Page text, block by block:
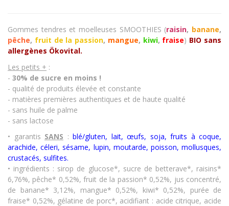
Gommes tendres et moelleuses SMOOTHIES (raisin, banane,
pêche, fruit de la passion, mangue, kiwi, fraise) BIO sans
allergènes Ökovital.
Les petits + :
- 30% de sucre en moins !
- qualité de produits élevée et constante
- matières premières authentiques et de haute qualité
- sans huile de palme
- sans lactose
• garantis SANS : blé/gluten, lait, œufs, soja, fruits à coque,
arachide, céleri, sésame, lupin, moutarde, poisson, mollusques,
crustacés, sulfites.
• ingrédients : sirop de glucose*, sucre de betterave*, raisins*
6,76%, pêche* 0,52%, fruit de la passion* 0,52%, jus concentré,
de banane* 3,12%, mangue* 0,52%, kiwi* 0,52%, purée de
fraise* 0,52%, gélatine de porc*, acidifiant : acide citrique, acide